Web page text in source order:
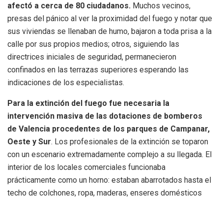
afectó a cerca de 80 ciudadanos. Muchos vecinos,
presas del pánico al ver la proximidad del fuego y notar que
sus viviendas se llenaban de humo, bajaron a toda prisa a la
calle por sus propios medios; otros, siguiendo las
directrices iniciales de seguridad, permanecieron
confinados en las terrazas superiores esperando las
indicaciones de los especialistas.
Para la extinción del fuego fue necesaria la
intervención masiva de las dotaciones de bomberos
de Valencia procedentes de los parques de Campanar,
Oeste y Sur. Los profesionales de la extinción se toparon
con un escenario extremadamente complejo a su llegada. El
interior de los locales comerciales funcionaba
prácticamente como un horno: estaban abarrotados hasta el
techo de colchones, ropa, maderas, enseres domésticos